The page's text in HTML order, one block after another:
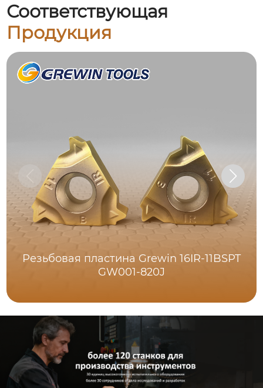
Соответствующая
Продукция
Резьбовая пластина Grewin 16IR-11BSPT
GW001-820J